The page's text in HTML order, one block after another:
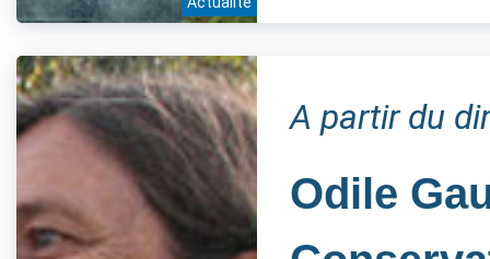
A partir du
Odile